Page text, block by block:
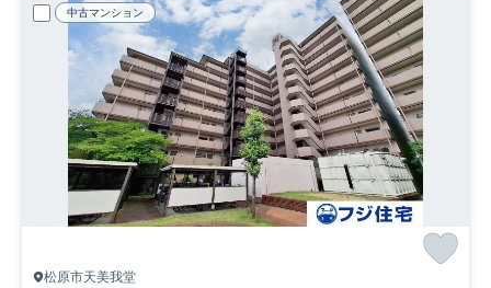
中古マンション
松原市天美我堂